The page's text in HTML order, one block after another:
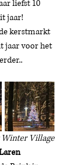
liefst 10
jaar!
kerstmarkt
jaar voor het
Village